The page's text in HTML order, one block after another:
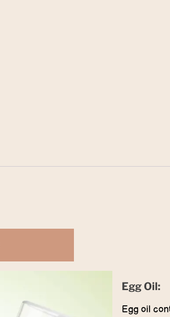
Egg Oil:
Egg oil